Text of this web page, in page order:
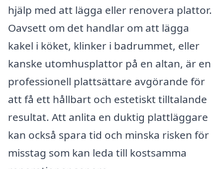
hjälp med att lägga eller renovera plattor.
Oavsett om det handlar om att lägga
kakel i köket, klinker i badrummet, eller
kanske utomhusplattor på en altan, är en
professionell plattsättare avgörande för
att få ett hållbart och estetiskt tilltalande
resultat. Att anlita en duktig plattläggare
kan också spara tid och minska risken för
misstag som kan leda till kostsamma